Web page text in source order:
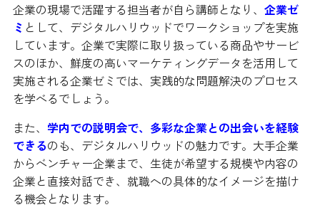
企業の現場で活躍する担当者が自ら講師となり、 企業ゼ
ミ として、デジタルハリウッドでワークショップを実施
しています。企業で実際に取り扱っている商品やサービ
スのほか、鮮度の高いマーケティングデータを活用して
実施される企業ゼミでは、実践的な問題解決のプロセス
を学べるでしょう。
また、 学内での説明会で、多彩な企業との出会いを経験
できるのも、デジタルハリウッドの魅力です。大手企業
からベンチャー企業まで、生徒が希望する規模や内容の
企業と直接対話でき、就職への具体的なイメージを描け
る機会となります。